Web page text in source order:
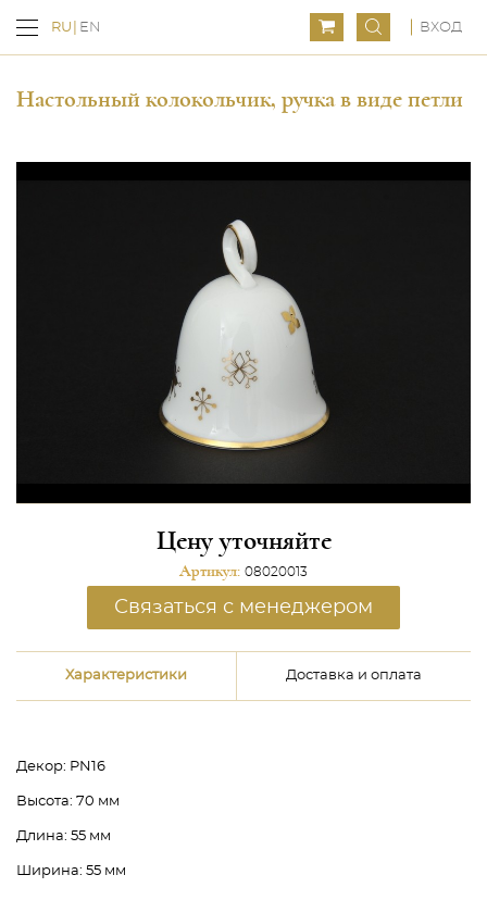
RU EN ВХОД
Настольный колокольчик, ручка в виде петли
Цену уточняйте
Артикул: 08020013
Связаться с менеджером
Характеристики Доставка и оплата
Декор: PN16
Высота: 70 мм
Длина: 55 мм
Ширина: 55 мм